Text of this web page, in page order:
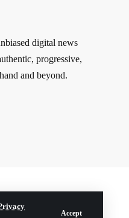
Accept
digital news
progressive,
and beyond.